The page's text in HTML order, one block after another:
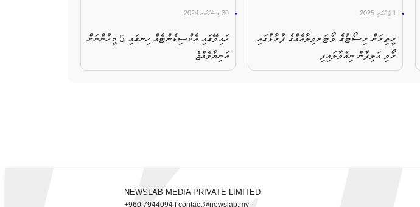
1 ޖެނުއަރީ 2025
ރީތިރަށް ރިސޯޓުގެ ވޯޓަރވިލާއެއްގެ ފުރާޅުގައި
ރޯވި އަލިފާން ނިއްވާލައިފި
30 ޑިސެމްބަރ 2024
ހައިވޭގައި އެކްސިޑެންޓެއް ހިނގައި 5 މީހުންނަށް
އަނިޔާވެއްޖެ
NEWSLAB MEDIA PRIVATE LIMITED
+960 7944094 | contact@newslab.mv